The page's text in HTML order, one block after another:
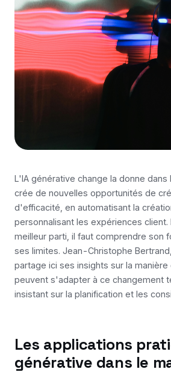
L'IA générative change la donne dans
crée de nouvelles opportunités de
d'efficacité, en automatisant la
personnalisant les expériences client.
meilleur parti, il faut comprendre son
ses limites. Jean-Christophe
partage ici ses insights sur la
peuvent s'adapter à ce changement
insistant sur la planification et les
Les applications
générative dans le